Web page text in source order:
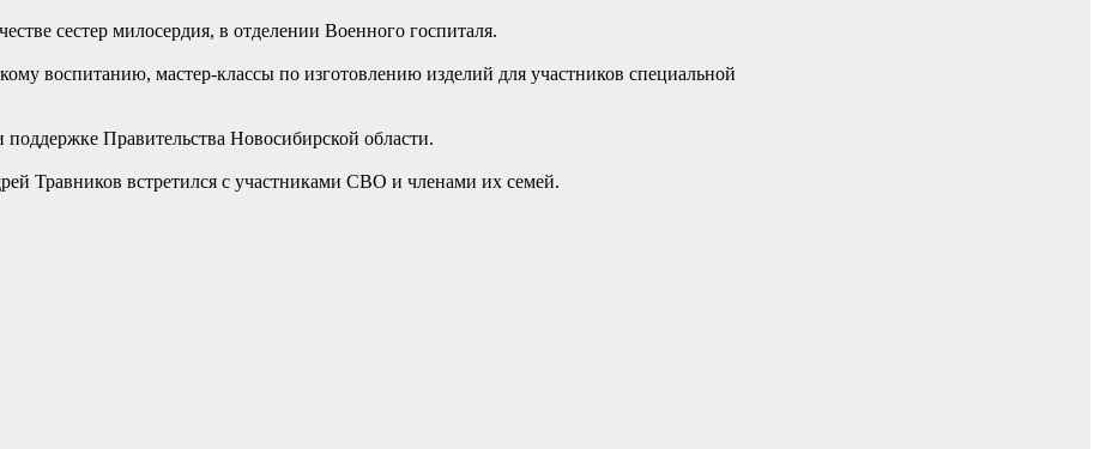
сестер милосердия, в отделении Военного госпиталя.
воспитанию, мастер-классы по изготовлению изделий для участников специальной
Правительства Новосибирской области.
Травников встретился с участниками СВО и членами их семей.